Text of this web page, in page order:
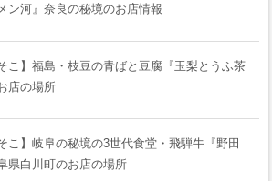
ン河』奈良の秘境のお店情報
こ】福島・枝豆の青ばと豆腐『玉梨とうふ茶
店の場所
こ】岐阜の秘境の3世代食堂・飛騨牛『野田
県白川町のお店の場所